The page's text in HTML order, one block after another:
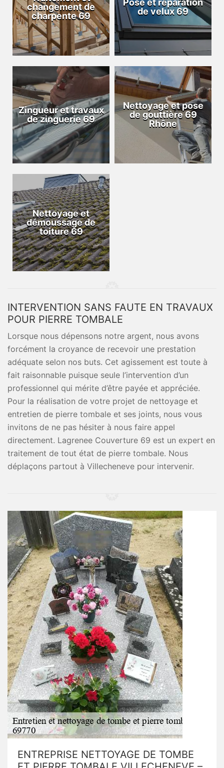
changement de
charpente 69
Pose et réparation
de velux 69
Zingueur et travaux
de zinguerie 69
Nettoyage et pose
de gouttière 69
Rhône
Nettoyage et
démoussage de
toiture 69
INTERVENTION SANS FAUTE EN TRAVAUX
POUR PIERRE TOMBALE
Lorsque nous dépensons notre argent, nous avons
forcément la croyance de recevoir une prestation
adéquate selon nos buts. Cet agissement est toute à
fait raisonnable puisque seule l’intervention d’un
professionnel qui mérite d’être payée et appréciée.
Pour la réalisation de votre projet de nettoyage et
entretien de pierre tombale et ses joints, nous vous
invitons de ne pas hésiter à nous faire appel
directement. Lagrenee Couverture 69 est un expert en
traitement de tout état de pierre tombale. Nous
déplaçons partout à Villecheneve pour intervenir.
ENTREPRISE NETTOYAGE DE TOMBE